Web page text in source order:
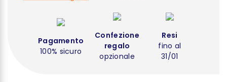
Pagamento
100% sicuro
Confezione
regalo
opzionale
Resi
fino al
31/01